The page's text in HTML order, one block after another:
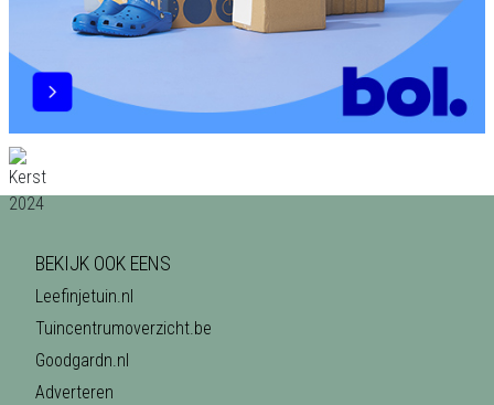
BEKIJK OOK EENS
Leefinjetuin.nl
Tuincentrumoverzicht.be
Goodgardn.nl
Adverteren